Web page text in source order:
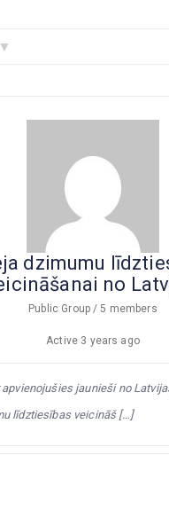
dzimumu
no
Public Group / 5 members
Active 3 years ago
apvienojušies jaunieši no
līdztiesības veicināš […]